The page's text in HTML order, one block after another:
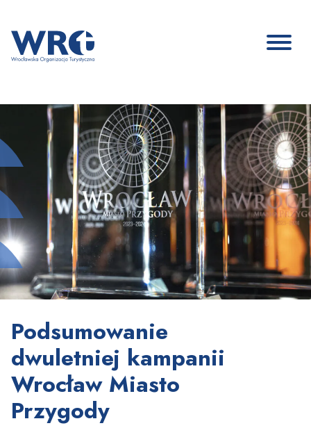
Podsumowanie
dwuletniej kampanii
Wrocław Miasto
Przygody